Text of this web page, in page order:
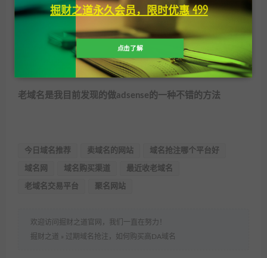
上adsense，一个月的收入预估是300美元左右，一年的收
看到这里，可能很多人都去买老域名了，这么说吧，能行
动的人，已经算是非常不错的了，踏出了成功的第一步。
老域名是我目前发现的做adsense的一种不错的方法
今日域名推荐 卖域名的网站 域名抢注哪个平台好
域名网 域名购买渠道 最近收老域名
老域名交易平台 聚名网站
欢迎访问掘财之道官网，我们一直在努力！
掘财之道 » 过期域名抢注，如何购买高DA域名
掘财之道永久会员，限时优惠 499
点击了解